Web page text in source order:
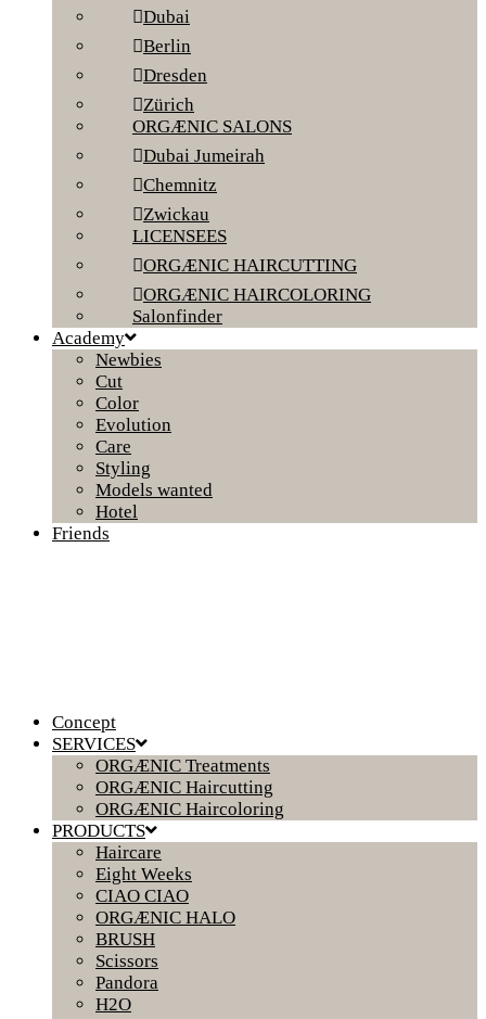
Dubai
Berlin
Dresden
Zürich
ORGÆNIC SALONS
Dubai Jumeirah
Chemnitz
Zwickau
LICENSEES
ORGÆNIC HAIRCUTTING
ORGÆNIC HAIRCOLORING
Salonfinder
Academy
Newbies
Cut
Color
Evolution
Care
Styling
Models wanted
Hotel
Friends
Concept
SERVICES
ORGÆNIC Treatments
ORGÆNIC Haircutting
ORGÆNIC Haircoloring
PRODUCTS
Haircare
Eight Weeks
CIAO CIAO
ORGÆNIC HALO
BRUSH
Scissors
Pandora
H2O